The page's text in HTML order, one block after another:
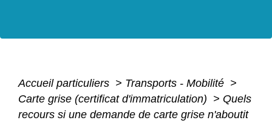
Accueil particuliers > Transports - Mobilité >
Carte grise (certificat d'immatriculation) > Quels
recours si une demande de carte grise n'aboutit